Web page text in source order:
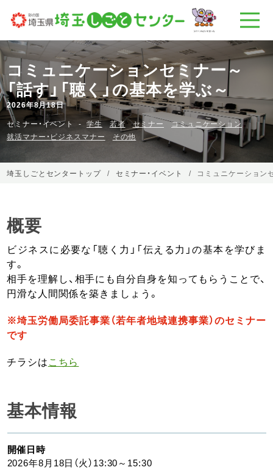
コミュニケーションセミナー～
「話す」「聴く」の基本を学ぶ～
2026年8月18日
セミナー・イベント
学生 若者 セミナー
コミュニケーション
就活マナー・ビジネスマナー
その他
埼玉しごとセンタートップ セミナー・イベント コミュニケーション
概要
ビジネスに必要な「聴く力」「伝える力」の基本を学びま
す。
相手を理解し、相手にも自分自身を知ってもらうことで、
円滑な人間関係を築きましょう。
※埼玉労働局委託事業（若年者地域連携事業）のセミナー
です
チラシはこちら
基本情報
開催日時
2026年8月18日（火）13:30～15:30